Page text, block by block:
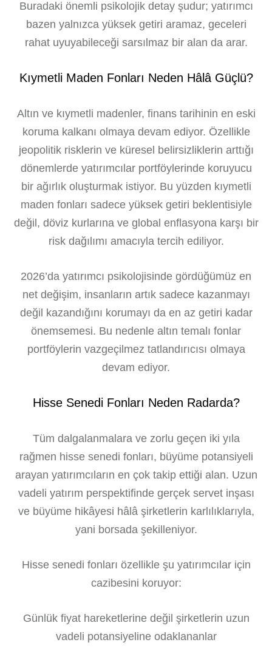
Buradaki önemli psikolojik detay şudur; yatırımcı
bazen yalnızca yüksek getiri aramaz, geceleri
rahat uyuyabileceği sarsılmaz bir alan da arar.
Kıymetli Maden Fonları Neden Hâlâ Güçlü?
Altın ve kıymetli madenler, finans tarihinin en eski
koruma kalkanı olmaya devam ediyor. Özellikle
jeopolitik risklerin ve küresel belirsizliklerin arttığı
dönemlerde yatırımcılar portföylerinde koruyucu
bir ağırlık oluşturmak istiyor. Bu yüzden kıymetli
maden fonları sadece yüksek getiri beklentisiyle
değil, döviz kurlarına ve global enflasyona karşı bir
risk dağılımı amacıyla tercih ediliyor.
2026’da yatırımcı psikolojisinde gördüğümüz en
net değişim, insanların artık sadece kazanmayı
değil kazandığını korumayı da en az getiri kadar
önemsemesi. Bu nedenle altın temalı fonlar
portföylerin vazgeçilmez tatlandırıcısı olmaya
devam ediyor.
Hisse Senedi Fonları Neden Radarda?
Tüm dalgalanmalara ve zorlu geçen iki yıla
rağmen hisse senedi fonları, büyüme potansiyeli
arayan yatırımcıların en çok takip ettiği alan. Uzun
vadeli yatırım perspektifinde gerçek servet inşası
ve büyüme hikâyesi hâlâ şirketlerin karlılıklarıyla,
yani borsada şekilleniyor.
Hisse senedi fonları özellikle şu yatırımcılar için
cazibesini koruyor:
Günlük fiyat hareketlerine değil şirketlerin uzun
vadeli potansiyeline odaklananlar